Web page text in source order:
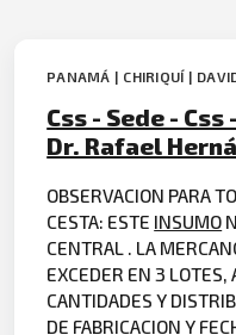
PANAMÁ | CHIRIQUÍ |
Css - Sede -
Dr. Rafael
OBSERVACION PARA
CESTA: ESTE INSUMO
CENTRAL . LA
EXCEDER EN 3 LOTES,
CANTIDADES Y
DE FABRICACION Y